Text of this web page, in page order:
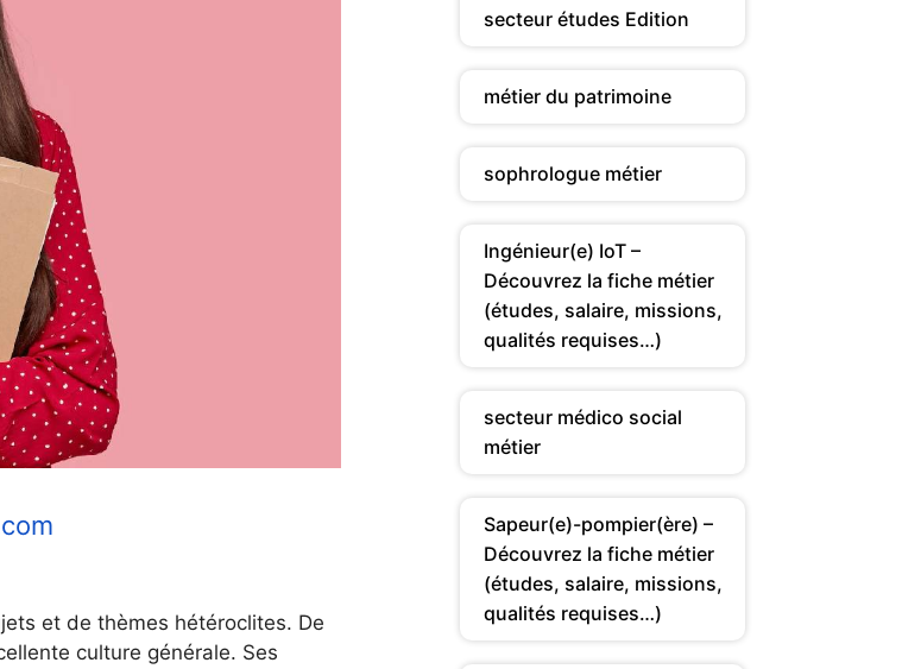
et de thèmes hétéroclites. De
culture générale. Ses
secteur études Edition
métier du patrimoine
sophrologue métier
Ingénieur(e) IoT –
Découvrez la fiche métier
(études, salaire, missions,
qualités requises…)
secteur médico social
métier
Sapeur(e)-pompier(ère) –
Découvrez la fiche métier
(études, salaire, missions,
qualités requises…)